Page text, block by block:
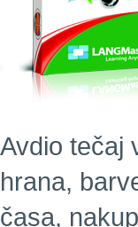
Avdio tečaj
hrana,
časa,